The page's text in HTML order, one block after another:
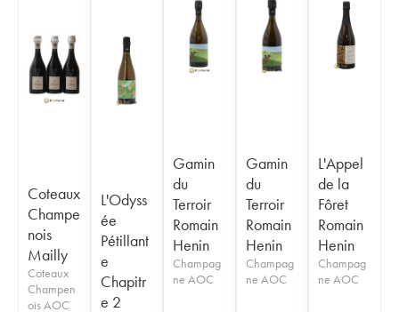
Coteaux
Champe
nois
Mailly
Coteaux
Champen
ois AOC
L'Odyss
ée
Pétillant
e
Chapitr
e 2
Gamin
du
Terroir
Romain
Henin
Champag
ne AOC
Gamin
du
Terroir
Romain
Henin
Champag
ne AOC
L'Appel
de la
Fôret
Romain
Henin
Champag
ne AOC